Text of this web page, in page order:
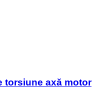
torsiune axă motor